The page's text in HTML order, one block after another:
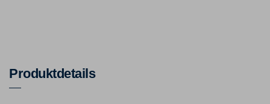
Produktdetails